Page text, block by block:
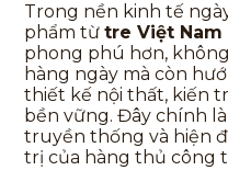
Trong nền kinh tế
phẩm từtre Việt Nam
phong phú hơn,
hàng ngày mà còn
thiết kế nội thất, kiến
bền vững. Đây chính
truyền thống và hiện
trị của hàng thủ công